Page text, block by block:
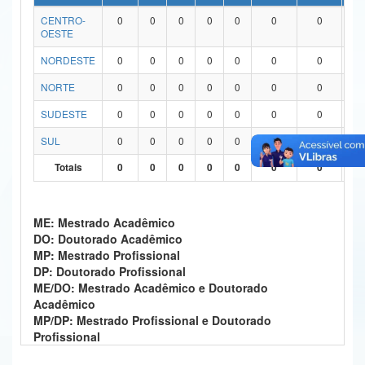
Ministério da Ciência, Tecnologia, Inovações e Comunicações
Ministério do Turismo
Ministério do Desenvolvimento Regional
Ministério da Mulher, da Família e dos Direitos Humanos
Banco Central do Brasil
CENTRO-
OESTE
0 0 0 0 0 0 0
NORDESTE 0 0 0 0 0 0 0
NORTE
0 0 0 0 0 0 0
SUDESTE
0 0 0 0 0 0 0
SUL
0 0 0 0 0 0 0
0
Totais
0 0 0 0 0 0 0 0
ME: Mestrado Acadêmico
DO: Doutorado Acadêmico
MP: Mestrado Profissional
DP: Doutorado Profissional
ME/DO: Mestrado Acadêmico e Doutorado
Acadêmico
MP/DP: Mestrado Profissional e Doutorado
Profissional